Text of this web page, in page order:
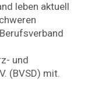
leben aktuell
und
(BVSD) mit.